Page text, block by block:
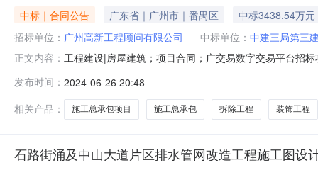
中标｜合同公告 广东省｜广州市｜番禺区
中标3438.54万元
招标单位： 广州高新工程顾问有限公司 中标单位： 中建三局第三
正文内容： 工程建设|房屋建筑；项目合同；广交易数字交易平台招
时间：2024-06-2600:00:00合同金额：
工程、装饰工程
发布时间： 2024-06-26 20:48
相关产品：
施工总承包项目 施工总承包 拆除工程 装饰工程
石路街涌及中山大道片区排水管网改造工程施工图设